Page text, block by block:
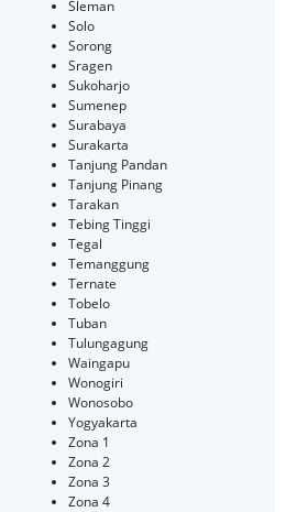
Sleman
Solo
Sorong
Sragen
Sukoharjo
Sumenep
Surabaya
Surakarta
Tanjung Pandan
Tanjung Pinang
Tarakan
Tebing Tinggi
Tegal
Temanggung
Ternate
Tobelo
Tuban
Tulungagung
Waingapu
Wonogiri
Wonosobo
Yogyakarta
Zona 1
Zona 2
Zona 3
Zona 4